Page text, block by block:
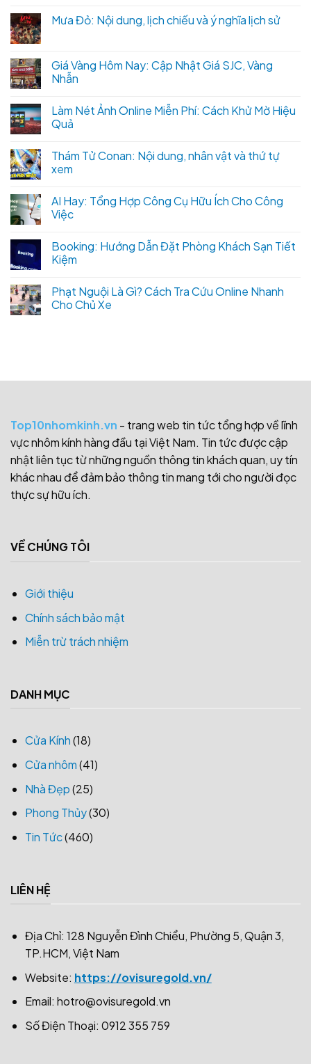
Mưa Đỏ: Nội dung, lịch chiếu và ý nghĩa lịch sử
Giá Vàng Hôm Nay: Cập Nhật Giá SJC, Vàng
Nhẫn
Làm Nét Ảnh Online Miễn Phí: Cách Khử Mờ Hiệu
Quả
Thám Tử Conan: Nội dung, nhân vật và thứ tự
xem
AI Hay: Tổng Hợp Công Cụ Hữu Ích Cho Công
Việc
Booking: Hướng Dẫn Đặt Phòng Khách Sạn Tiết
Kiệm
Phạt Nguội Là Gì? Cách Tra Cứu Online Nhanh
Cho Chủ Xe
Top10nhomkinh.vn - trang web tin tức tổng hợp về lĩnh
vực nhôm kính hàng đầu tại Việt Nam. Tin tức được cập
nhật liên tục từ những nguồn thông tin khách quan, uy tín
khác nhau để đảm bảo thông tin mang tới cho người đọc
thực sự hữu ích.
VỀ CHÚNG TÔI
Giới thiệu
Chính sách bảo mật
Miễn trừ trách nhiệm
DANH MỤC
Cửa Kính(18)
Cửa nhôm(41)
Nhà Đẹp(25)
Phong Thủy(30)
Tin Tức(460)
LIÊN HỆ
Địa Chỉ: 128 Nguyễn Đình Chiểu, Phường 5, Quận 3,
TP.HCM, Việt Nam
Website: https://ovisuregold.vn/
Email: hotro@ovisuregold.vn
Số Điện Thoại: 0912 355 759